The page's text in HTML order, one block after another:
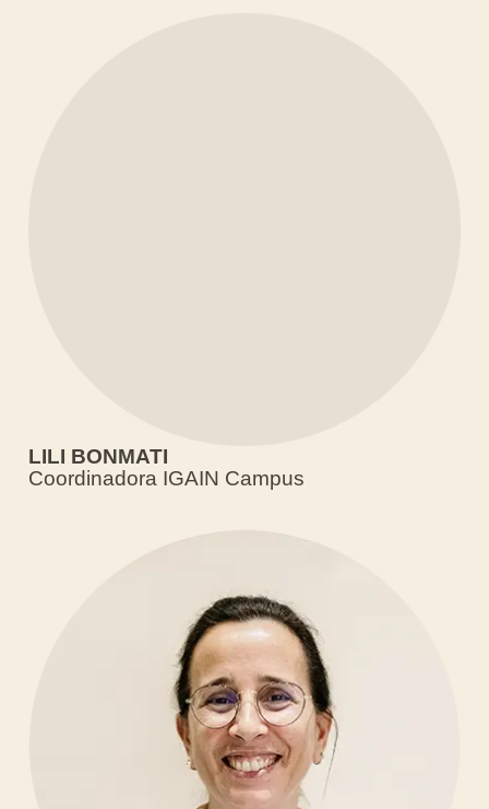
LILI BONMATI
Coordinadora IGAIN Campus